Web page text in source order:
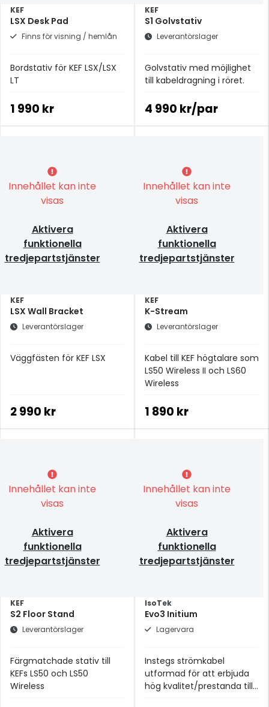
KEF
LSX Desk Pad
Finns för visning / hemlån
Bordstativ för KEF LSX/LSX
LT
1 990 kr
KEF
S1 Golvstativ
Leverantörslager
Golvstativ med möjlighet
till kabeldragning i röret.
4 990 kr/par
Innehållet kan inte
visas
Aktivera
funktionella
tredjepartstjänster
KEF
LSX Wall Bracket
Leverantörslager
Väggfästen för KEF LSX
2 990 kr
Innehållet kan inte
visas
Aktivera
funktionella
tredjepartstjänster
KEF
K-Stream
Leverantörslager
Kabel till KEF högtalare som
LS50 Wireless II och LS60
Wireless
1 890 kr
Innehållet kan inte
visas
Aktivera
funktionella
tredjepartstjänster
KEF
S2 Floor Stand
Leverantörslager
Färgmatchade stativ till
KEFs LS50 och LS50
Wireless
Innehållet kan inte
visas
Aktivera
funktionella
tredjepartstjänster
IsoTek
Evo3 Initium
Lagervara
Instegs strömkabel
utformad för att erbjuda
hög kvalitet/prestanda till